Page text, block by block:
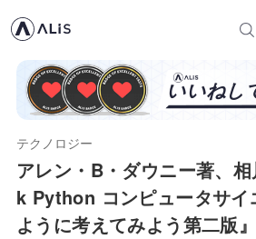
テクノロジー
アレン・B・ダウニー著、
k Python コンピュータサイ
ように考えてみよう第二版』